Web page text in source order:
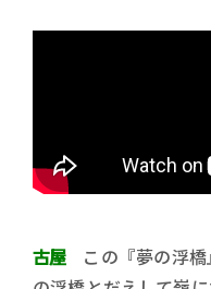
古屋この『夢の浮橋